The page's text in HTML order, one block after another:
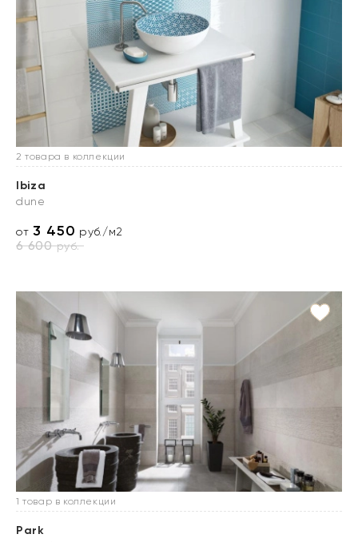
2 товара в коллекции
Ibiza
dune
от3 450 руб./м2
6 600руб.
1 товар в коллекции
Park